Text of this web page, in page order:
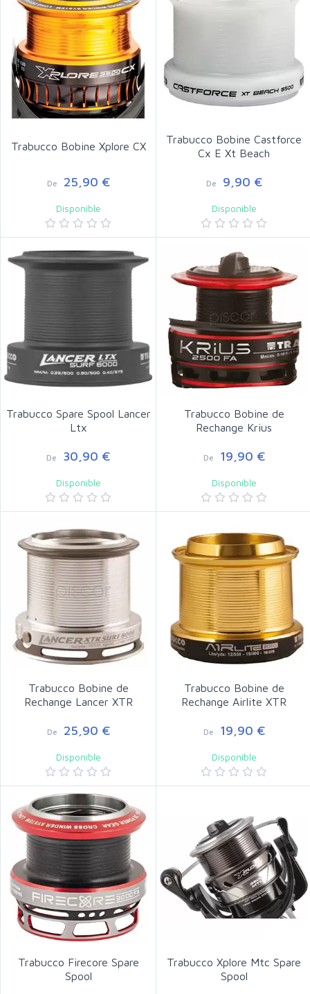
Trabucco Bobine Xplore CX
De 25,90 €
Disponible
Trabucco Bobine Castforce
Cx E Xt Beach
De 9,90 €
Disponible
Trabucco Spare Spool Lancer
Ltx
De 30,90 €
Disponible
Trabucco Bobine de
Rechange Krius
De 19,90 €
Disponible
Trabucco Bobine de
Rechange Lancer XTR
De 25,90 €
Disponible
Trabucco Bobine de
Rechange Airlite XTR
De 19,90 €
Disponible
Trabucco Firecore Spare
Spool
Trabucco Xplore Mtc Spare
Spool